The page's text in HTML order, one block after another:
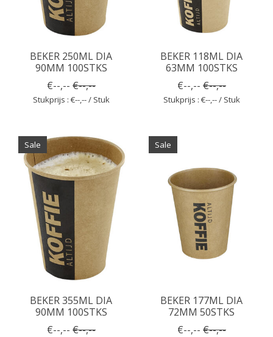
BEKER 250ML DIA
90MM 100STKS
€--,-- €--,--
Stukprijs : €--,-- / Stuk
BEKER 118ML DIA
63MM 100STKS
€--,-- €--,--
Stukprijs : €--,-- / Stuk
Sale
BEKER 355ML DIA
90MM 100STKS
€--,-- €--,--
Sale
BEKER 177ML DIA
72MM 50STKS
€--,-- €--,--